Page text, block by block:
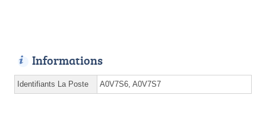
Informations
Identifiants La Poste A0V7S6, A0V7S7